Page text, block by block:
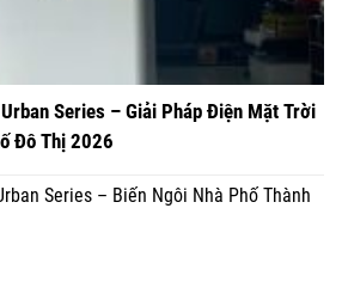
Series – Giải Pháp Điện Mặt Trời
Đô Thị 2026
Series – Biến Ngôi Nhà Phố Thành